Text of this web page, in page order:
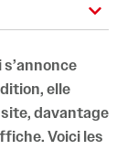
elle
davantage
Voici les